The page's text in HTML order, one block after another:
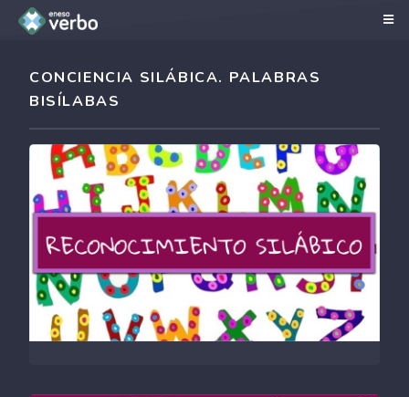
CONCIENCIA SILÁBICA. PALABRAS
BISÍLABAS